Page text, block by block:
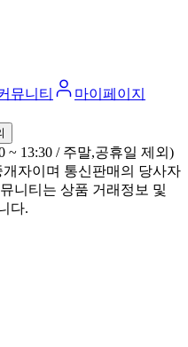
뮤니티
마이페이지
~ 13:30 / 주말,공휴일 제외)
자이며 통신판매의 당사자
니티는 상품 거래정보 및
다.